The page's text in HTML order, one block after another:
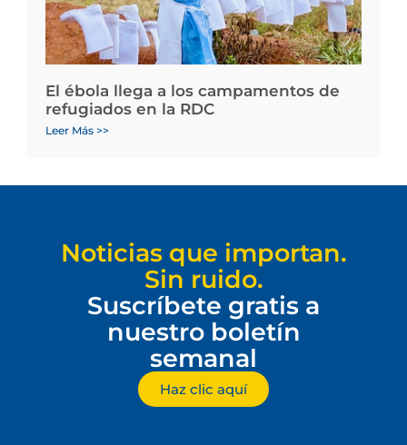
El ébola llega a los campamentos de
refugiados en la RDC
Leer Más >>
Noticias que importan.
Sin ruido.
Suscríbete gratis a
nuestro boletín
semanal
Haz clic aquí